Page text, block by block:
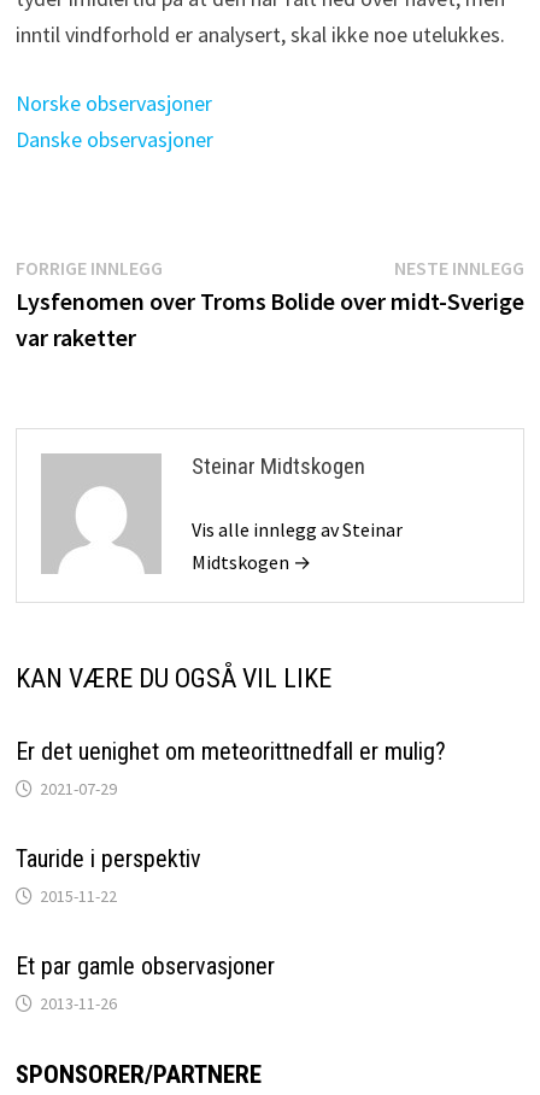
inntil vindforhold er analysert, skal ikke noe utelukkes.
Norske observasjoner
Danske observasjoner
Innleggsnavigasjon
FORRIGE INNLEGGForrige
innlegg:
Lysfenomen over Troms
var raketter
NESTE INNLEGG
Bolide over midt-Sverige
Steinar Midtskogen
Vis alle innlegg av Steinar
Midtskogen →
KAN VÆRE DU OGSÅ VIL LIKE
Er det uenighet om meteorittnedfall er mulig?
2021-07-29
Tauride i perspektiv
2015-11-22
Et par gamle observasjoner
2013-11-26
SPONSORER/PARTNERE